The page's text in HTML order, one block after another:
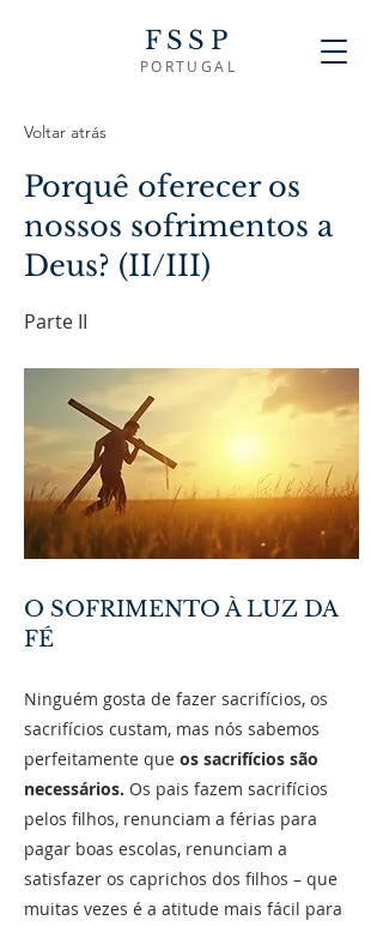
FSSP
PORTUGAL
Voltar atrás
Porquê oferecer os
nossos sofrimentos a
Deus? (II/III)
Parte II
O SOFRIMENTO À LUZ DA
FÉ
Ninguém gosta de fazer sacrifícios, os
sacrifícios custam, mas nós sabemos
perfeitamente que os sacrifícios são
necessários. Os pais fazem sacrifícios
pelos filhos, renunciam a férias para
pagar boas escolas, renunciam a
satisfazer os caprichos dos filhos – que
muitas vezes é a atitude mais fácil para